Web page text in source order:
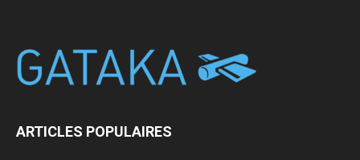
ARTICLES POPULAIRES